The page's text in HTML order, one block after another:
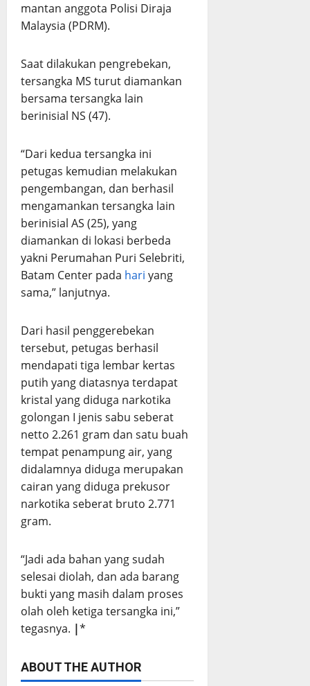
mantan anggota Polisi Diraja
Malaysia (PDRM).
Saat dilakukan pengrebekan,
tersangka MS turut diamankan
bersama tersangka lain
berinisial NS (47).
“Dari kedua tersangka ini
petugas kemudian melakukan
pengembangan, dan berhasil
mengamankan tersangka lain
berinisial AS (25), yang
diamankan di lokasi berbeda
yakni Perumahan Puri Selebriti,
Batam Center pada hari yang
sama,” lanjutnya.
Dari hasil penggerebekan
tersebut, petugas berhasil
mendapati tiga lembar kertas
putih yang diatasnya terdapat
kristal yang diduga narkotika
golongan I jenis sabu seberat
netto 2.261 gram dan satu buah
tempat penampung air, yang
didalamnya diduga merupakan
cairan yang diduga prekusor
narkotika seberat bruto 2.771
gram.
“Jadi ada bahan yang sudah
selesai diolah, dan ada barang
bukti yang masih dalam proses
olah oleh ketiga tersangka ini,”
tegasnya. |*
ABOUT THE AUTHOR